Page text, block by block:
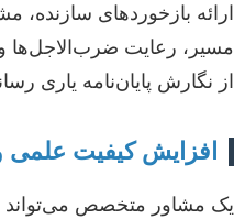
ارائه بازخوردهای
مسیر، رعایت
از نگارش پایان‌نامه یاری
افزایش کیفیت علمی و
یک مشاور متخصص می‌تواند